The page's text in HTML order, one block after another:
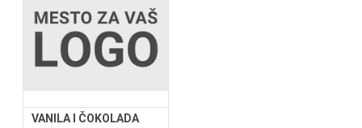
VANILA I ČOKOLADA